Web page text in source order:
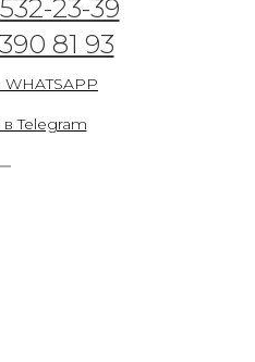
23-39
81 93
WHATSAPP
Telegram